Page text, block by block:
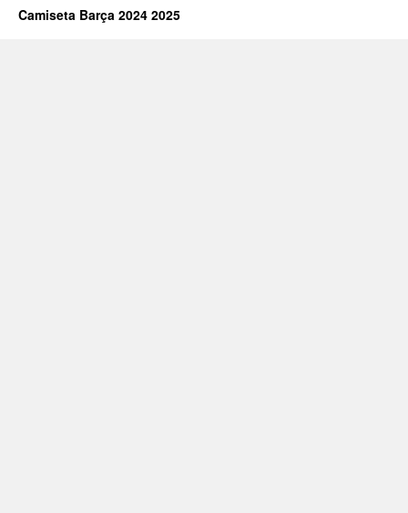
Camiseta Barça 2024 2025